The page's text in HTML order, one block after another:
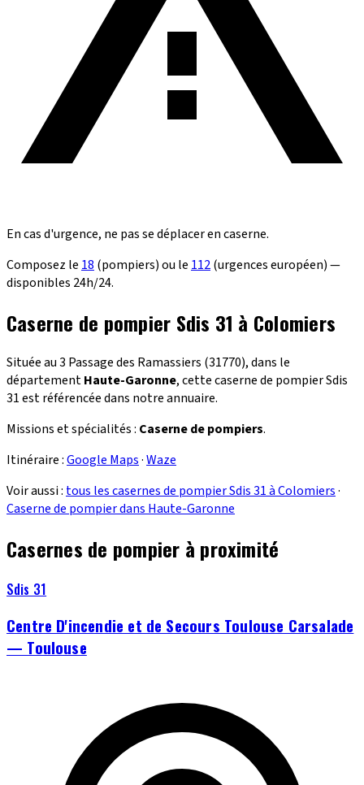
En cas d'urgence, ne pas se déplacer en caserne.
Composez le 18 (pompiers) ou le 112(urgences européen) —
disponibles 24h/24.
Caserne de pompier Sdis 31 à Colomiers
Située au 3 Passage des Ramassiers (31770), dans le
départementHaute-Garonne, cette caserne de pompier Sdis
31 est référencée dans notre annuaire.
Missions et spécialités : Caserne de pompiers.
Itinéraire :Google Maps·Waze
Voir aussi : tous les casernes de pompier Sdis 31 à Colomiers·
Caserne de pompier dans Haute-Garonne
Casernes de pompier à proximité
Sdis 31
Centre D'incendie et de Secours Toulouse Carsalade
— Toulouse